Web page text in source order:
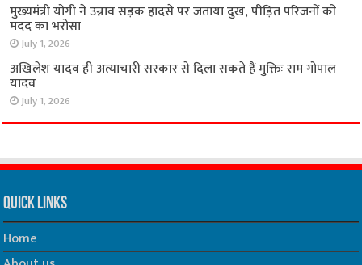
मुख्यमंत्री योगी ने उन्नाव सड़क हादसे पर जताया दुख, पीड़ित परिजनों को
मदद का भरोसा
July 1, 2026
अखिलेश यादव ही अत्याचारी सरकार से दिला सकते हैं मुक्तिः राम गोपाल
यादव
July 1, 2026
Quick Links
Home